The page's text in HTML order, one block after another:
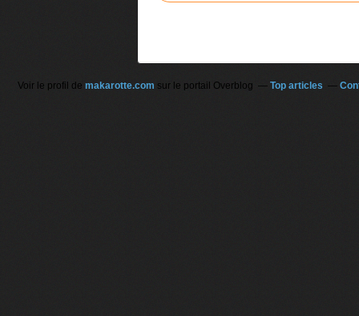
Voir le profil de makarotte.com sur le portail Overblog Top articles